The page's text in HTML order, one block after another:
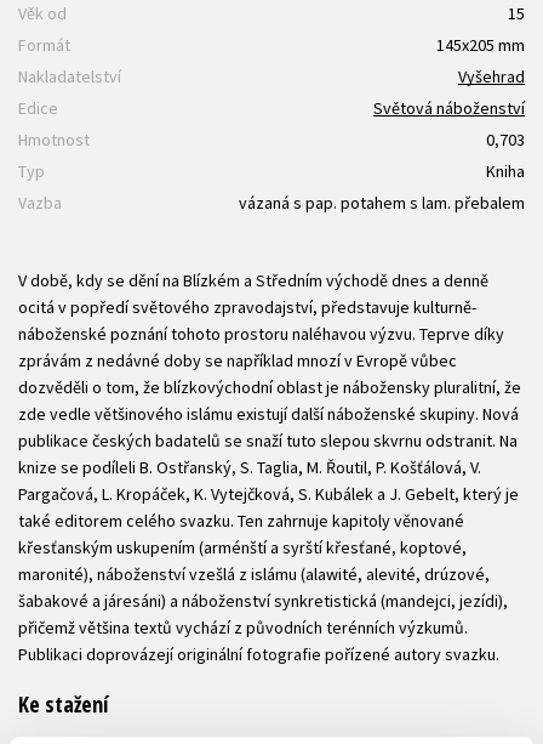
Věk od
15
Formát
145x205 mm
Nakladatelství
Vyšehrad
Edice
Světová náboženství
Hmotnost
0,703
Typ
Kniha
Vazba
vázaná s pap. potahem s lam. přebalem
V době, kdy se dění na Blízkém a Středním východě dnes a denně
ocitá v popředí světového zpravodajství, představuje kulturně-
náboženské poznání tohoto prostoru naléhavou výzvu. Teprve díky
zprávám z nedávné doby se například mnozí v Evropě vůbec
dozvěděli o tom, že blízkovýchodní oblast je nábožensky pluralitní, že
zde vedle většinového islámu existují další náboženské skupiny. Nová
publikace českých badatelů se snaží tuto slepou skvrnu odstranit. Na
knize se podíleli B. Ostřanský, S. Taglia, M. Řoutil, P. Košťálová, V.
Pargačová, L. Kropáček, K. Vytejčková, S. Kubálek a J. Gebelt, který je
také editorem celého svazku. Ten zahrnuje kapitoly věnované
křesťanským uskupením (arménští a syrští křesťané, koptové,
maronité), náboženství vzešlá z islámu (alawité, alevité, drúzové,
šabakové a járesáni) a náboženství synkretistická (mandejci, jezídi),
přičemž většina textů vychází z původních terénních výzkumů.
Publikaci doprovázejí originální fotografie pořízené autory svazku.
Ke stažení